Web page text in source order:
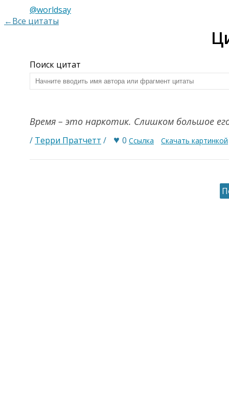
@worldsay
←Все цитаты
Поиск цитат
Время – это наркотик. Слишком большое
/ Терри Пратчетт / ♥ 0 Ссылка Скачать картинкой